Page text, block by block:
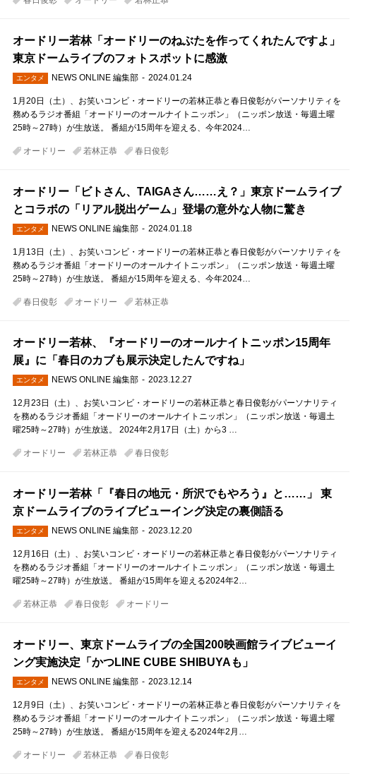
オードリー若林「オードリーのねぶたを作ってくれたんですよ」
東京ドームライブのフォトスポットに感激
エンタメ NEWS ONLINE 編集部 2024.01.24
1月20日（土）、お笑いコンビ・オードリーの若林正恭と春日俊彰がパーソナリティを
務めるラジオ番組「オードリーのオールナイトニッポン」（ニッポン放送・毎週土曜
25時～27時）が生放送。 番組が15周年を迎える、今年2024…
オードリー 若林正恭 春日俊彰
オードリー「ビトさん、TAIGAさん……え？」東京ドームライブ
とコラボの「リアル脱出ゲーム」登場の意外な人物に驚き
エンタメ NEWS ONLINE 編集部 2024.01.18
1月13日（土）、お笑いコンビ・オードリーの若林正恭と春日俊彰がパーソナリティを
務めるラジオ番組「オードリーのオールナイトニッポン」（ニッポン放送・毎週土曜
25時～27時）が生放送。 番組が15周年を迎える、今年2024…
春日俊彰 オードリー 若林正恭
オードリー若林、『オードリーのオールナイトニッポン15周年
展』に「春日のカブも展示決定したんですね」
エンタメ NEWS ONLINE 編集部 2023.12.27
12月23日（土）、お笑いコンビ・オードリーの若林正恭と春日俊彰がパーソナリティ
を務めるラジオ番組「オードリーのオールナイトニッポン」（ニッポン放送・毎週土
曜25時～27時）が生放送。 2024年2月17日（土）から3 …
オードリー 若林正恭 春日俊彰
オードリー若林「『春日の地元・所沢でもやろう』と……」 東
京ドームライブのライブビューイング決定の裏側語る
エンタメ NEWS ONLINE 編集部 2023.12.20
12月16日（土）、お笑いコンビ・オードリーの若林正恭と春日俊彰がパーソナリティ
を務めるラジオ番組「オードリーのオールナイトニッポン」（ニッポン放送・毎週土
曜25時～27時）が生放送。 番組が15周年を迎える2024年2…
若林正恭 春日俊彰 オードリー
オードリー、東京ドームライブの全国200映画館ライブビューイ
ング実施決定「かつLINE CUBE SHIBUYAも」
エンタメ NEWS ONLINE 編集部 2023.12.14
12月9日（土）、お笑いコンビ・オードリーの若林正恭と春日俊彰がパーソナリティを
務めるラジオ番組「オードリーのオールナイトニッポン」（ニッポン放送・毎週土曜
25時～27時）が生放送。 番組が15周年を迎える2024年2月…
オードリー 若林正恭 春日俊彰